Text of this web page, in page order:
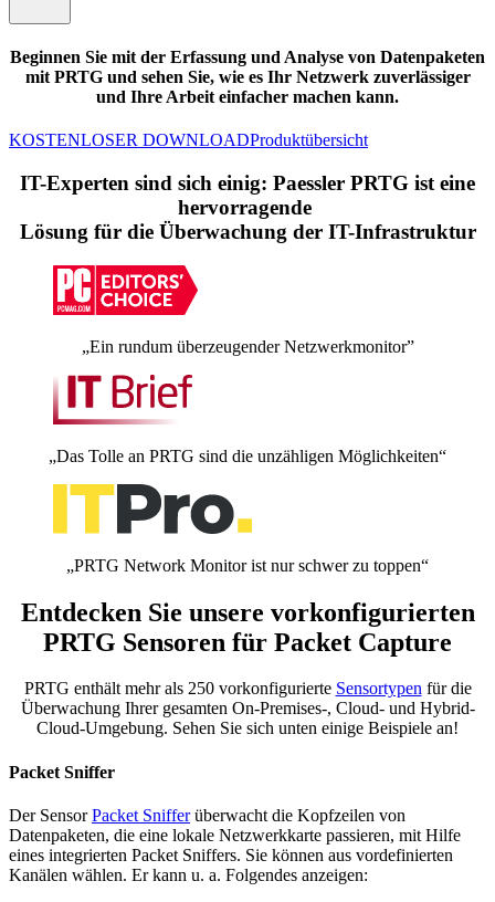
Beginnen Sie mit der Erfassung und Analyse von Datenpaketen
mit PRTG und sehen Sie, wie es Ihr Netzwerk zuverlässiger
und Ihre Arbeit einfacher machen kann.
KOSTENLOSER DOWNLOADProduktübersicht
IT-Experten sind sich einig: Paessler PRTG ist eine
hervorragende
Lösung für die Überwachung der IT-Infrastruktur
„Ein rundum überzeugender Netzwerkmonitor”
„Das Tolle an PRTG sind die unzähligen Möglichkeiten“
„PRTG Network Monitor ist nur schwer zu toppen“
Entdecken Sie unsere vorkonfigurierten
PRTG Sensoren für Packet Capture
PRTG enthält mehr als 250 vorkonfigurierte Sensortypenfür die
Überwachung Ihrer gesamten On-Premises-, Cloud- und Hybrid-
Cloud-Umgebung. Sehen Sie sich unten einige Beispiele an!
Packet Sniffer
Der SensorPacket Snifferüberwacht die Kopfzeilen von
Datenpaketen, die eine lokale Netzwerkkarte passieren, mit Hilfe
eines integrierten Packet Sniffers. Sie können aus vordefinierten
Kanälen wählen. Er kann u. a. Folgendes anzeigen: